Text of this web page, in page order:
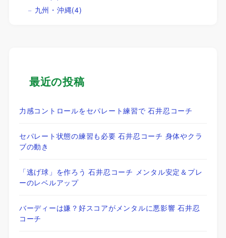
九州・沖縄(4)
最近の投稿
力感コントロールをセパレート練習で 石井忍コーチ
セパレート状態の練習も必要 石井忍コーチ 身体やクラ
ブの動き
「逃げ球」を作ろう 石井忍コーチ メンタル安定＆プレ
ーのレベルアップ
バーディーは嫌？好スコアがメンタルに悪影響 石井忍
コーチ